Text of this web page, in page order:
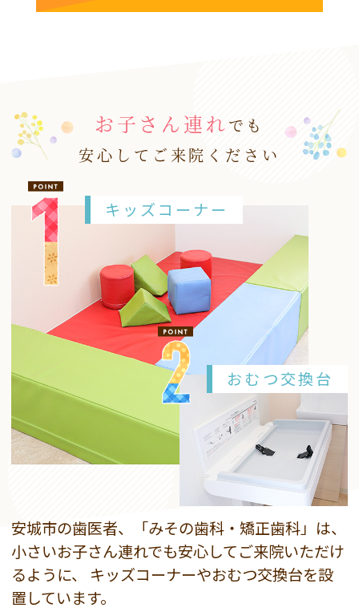
お子さん連れでも
安心してご来院ください
キッズコーナー
おむつ交換台
安城市の歯医者、「みその歯科・矯正歯科」は、
小さいお子さん連れでも安心してご来院いただけ
るように、
キッズコーナーやおむつ交換台を設
置しています。